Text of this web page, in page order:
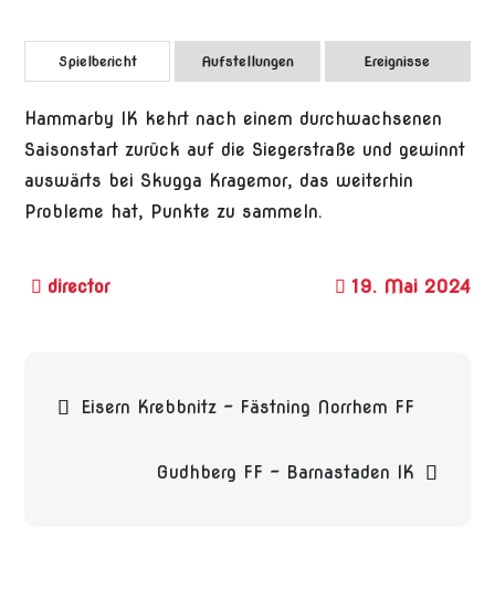
Spielbericht Aufstellungen Ereignisse
Hammarby IK kehrt nach einem durchwachsenen
Saisonstart zurück auf die Siegerstraße und gewinnt
auswärts bei Skugga Kragemor, das weiterhin
Probleme hat, Punkte zu sammeln.
19. Mai 2024
Beitragsnavigation
Eisern Krebbnitz – Fästning Norrhem FF
Gudhberg FF – Barnastaden IK